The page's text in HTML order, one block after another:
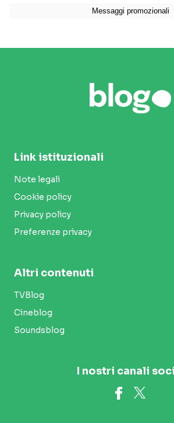
Link istituzionali
Note legali
Cookie policy
Privacy policy
Preferenze privacy
Altri contenuti
TVBlog
Cineblog
Soundsblog
I nostri canali